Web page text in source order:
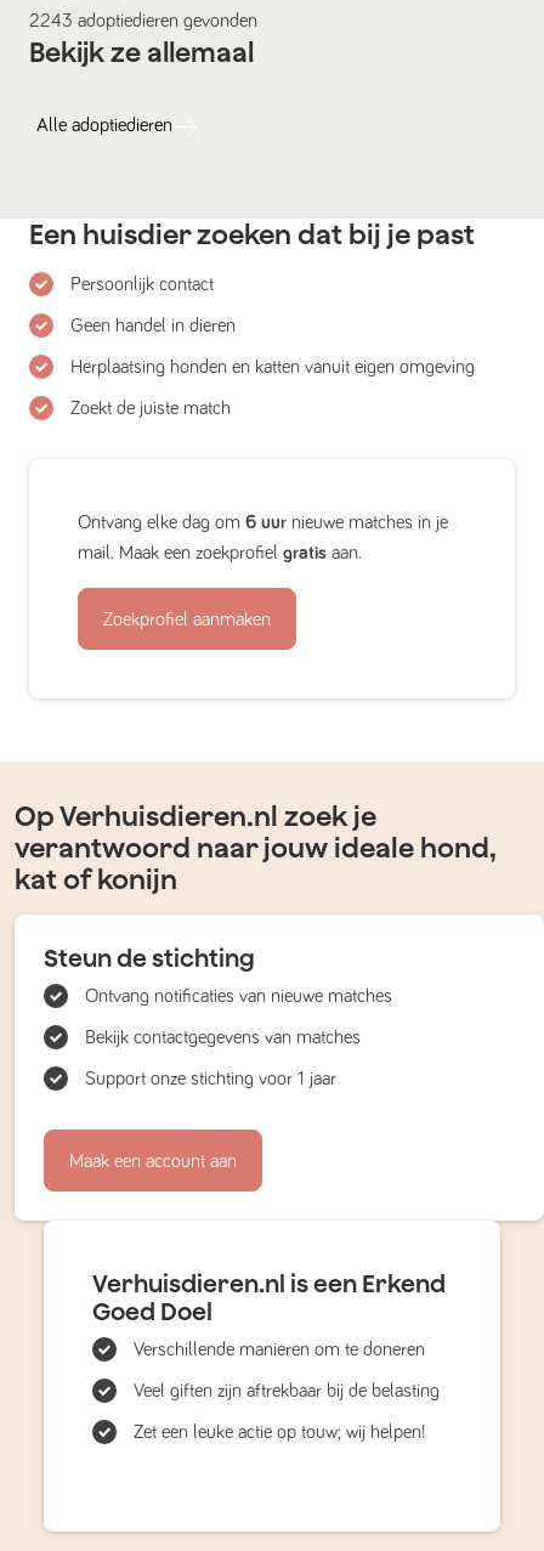
2243 adoptiedieren gevonden
Bekijk ze allemaal
Alle adoptiedieren
Een huisdier zoeken dat bij je past
Persoonlijk contact
Geen handel in dieren
Herplaatsing honden en katten vanuit eigen omgeving
Zoekt de juiste match
Ontvang elke dag om 6 uur nieuwe matches in je
mail. Maak een zoekprofiel gratis aan.
Zoekprofiel aanmaken
Op Verhuisdieren.nl zoek je
verantwoord naar jouw ideale hond,
kat of konijn
Steun de stichting
Ontvang notificaties van nieuwe matches
Bekijk contactgegevens van matches
Support onze stichting voor 1 jaar
Maak een account aan
Verhuisdieren.nl is een Erkend
Goed Doel
Verschillende manieren om te doneren
Veel giften zijn aftrekbaar bij de belasting
Zet een leuke actie op touw; wij helpen!